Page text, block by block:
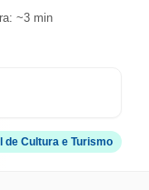
de Cultura e Turismo
~3 min